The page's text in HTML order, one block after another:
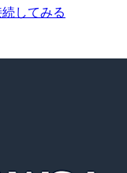
してみる